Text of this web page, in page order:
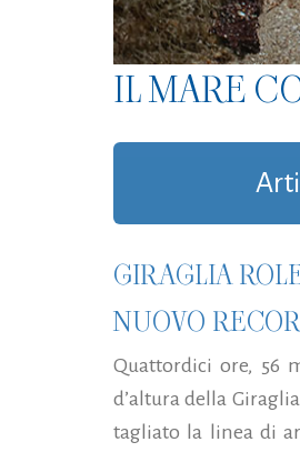
IL MARE
GIRAGLIA
NUOVO
Quattordici ore, 56
d’altura della
tagliato la linea di